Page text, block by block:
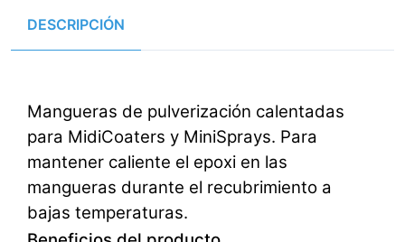
DESCRIPCIÓN
Mangueras de pulverización calentadas
para MidiCoaters y MiniSprays. Para
mantener caliente el epoxi en las
mangueras durante el recubrimiento a
bajas temperaturas.